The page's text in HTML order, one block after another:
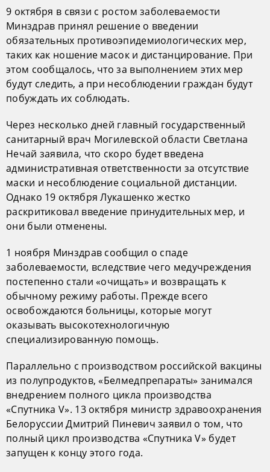
9 октября в связи с ростом заболеваемости
Минздрав принял решение о введении
обязательных противоэпидемиологических мер,
таких как ношение масок и дистанцирование. При
этом сообщалось, что за выполнением этих мер
будут следить, а при несоблюдении граждан будут
побуждать их соблюдать.
Через несколько дней главный государственный
санитарный врач Могилевской области Светлана
Нечай заявила, что скоро будет введена
административная ответственности за отсутствие
маски и несоблюдение социальной дистанции.
Однако 19 октября Лукашенко жестко
раскритиковал введение принудительных мер, и
они были отменены.
1 ноября Минздрав сообщил о спаде
заболеваемости, вследствие чего медучреждения
постепенно стали «очищать» и возвращать к
обычному режиму работы. Прежде всего
освобождаются больницы, которые могут
оказывать высокотехнологичную
специализированную помощь.
Параллельно с производством российской вакцины
из полупродуктов, «Белмедпрепараты» занимался
внедрением полного цикла производства
«Спутника V». 13 октября министр здравоохранения
Белоруссии Дмитрий Пиневич заявил о том, что
полный цикл производства «Спутника V» будет
запущен к концу этого года.